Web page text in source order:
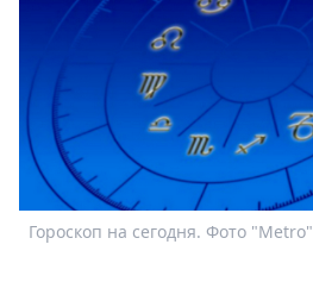
релизы
Metro
Стримы
Спецпроекты
Звезды
Выборы
2026
Гороскоп на сегодня. Фото "Metro"